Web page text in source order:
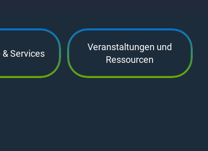
Services
Veranstaltungen und
Ressourcen